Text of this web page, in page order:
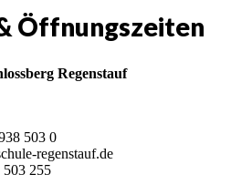
Öffnungszeiten
Regenstauf
503 0
regenstauf.de
503 255